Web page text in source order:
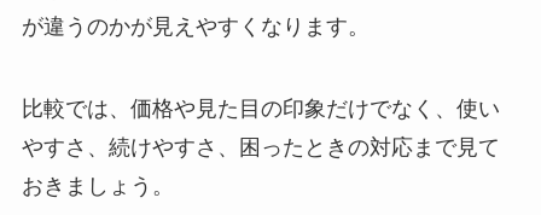
が違うのかが見えやすくなります。
比較では、価格や見た目の印象だけでなく、使い
やすさ、続けやすさ、困ったときの対応まで見て
おきましょう。